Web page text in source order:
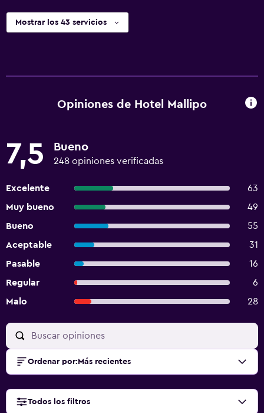
Mostrar los 43 servicios
Opiniones de Hotel Mallipo
7,5 Bueno
248 opiniones verificadas
Excelente
63
Muy bueno
49
Bueno
55
Aceptable
31
Pasable
16
Regular
6
Malo
28
Ordenar por: Más recientes
Todos los filtros